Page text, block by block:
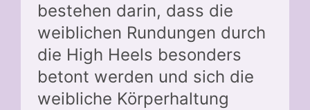
bestehen darin, dass die
weiblichen Rundungen durch
die High Heels besonders
betont werden und sich die
weibliche Körperhaltung